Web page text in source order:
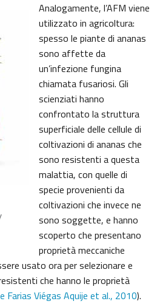
Analogamente, l’AFM viene
utilizzato in agricoltura:
spesso le piante di ananas
sono affette da
un’infezione fungina
chiamata fusariosi. Gli
scienziati hanno
confrontato la struttura
superficiale delle cellule di
coltivazioni di ananas che
sono resistenti a questa
malattia, con quelle di
specie provenienti da
coltivazioni che invece ne
sono soggette, e hanno
scoperto che presentano
proprietà meccaniche
usato ora per selezionare e
che hanno le proprietà
Farias Viégas Aquije et al., 2010).